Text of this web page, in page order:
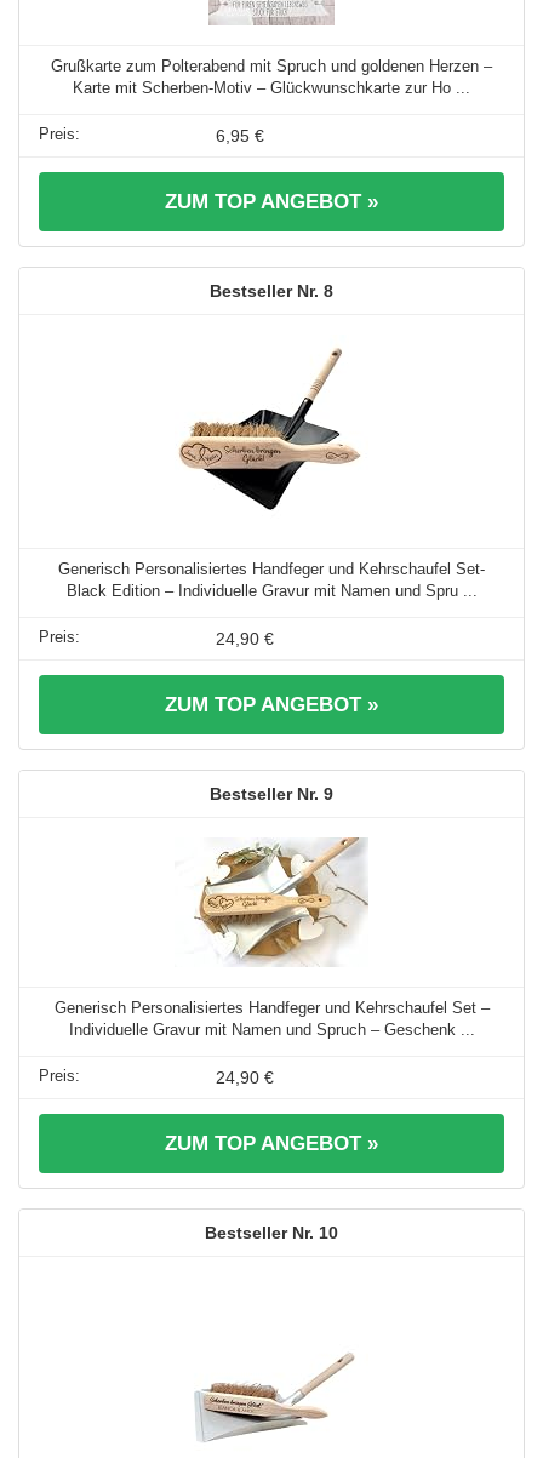
Grußkarte zum Polterabend mit Spruch und goldenen Herzen –
Karte mit Scherben-Motiv – Glückwunschkarte zur Ho ...
6,95 €
ZUM TOP ANGEBOT »
8
Generisch Personalisiertes Handfeger und Kehrschaufel Set-
Black Edition – Individuelle Gravur mit Namen und Spru ...
24,90 €
ZUM TOP ANGEBOT »
9
Generisch Personalisiertes Handfeger und Kehrschaufel Set –
Individuelle Gravur mit Namen und Spruch – Geschenk ...
24,90 €
ZUM TOP ANGEBOT »
10